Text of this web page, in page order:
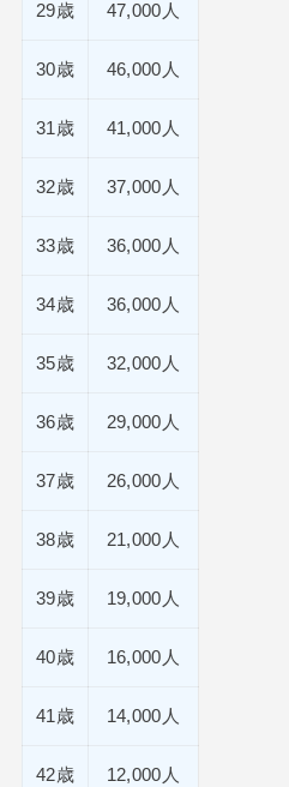
29歳 47,000人
30歳 46,000人
31歳 41,000人
32歳 37,000人
33歳 36,000人
34歳 36,000人
35歳 32,000人
36歳 29,000人
37歳 26,000人
38歳 21,000人
39歳 19,000人
40歳 16,000人
41歳 14,000人
42歳 12,000人